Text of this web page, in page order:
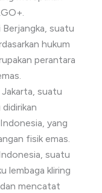
suatu
hukum
perantara
Jakarta, suatu
yang
fisik emas.
suatu
lembaga kliring
mencatat